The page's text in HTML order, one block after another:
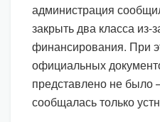
администрация
закрыть два класса из-
финансирования. При
официальных
представлено не
сообщалась только